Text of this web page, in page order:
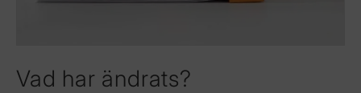
Vad har ändrats?